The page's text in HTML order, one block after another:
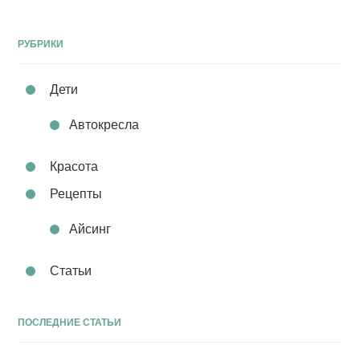
РУБРИКИ
Дети
Автокресла
Красота
Рецепты
Айсинг
Статьи
ПОСЛЕДНИЕ СТАТЬИ